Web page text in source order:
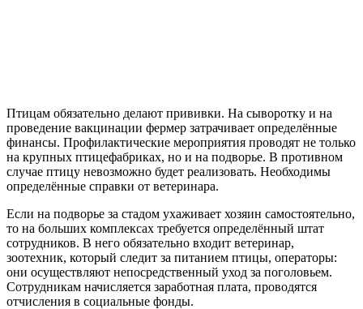
Птицам обязательно делают прививки. На сыворотку и на
проведение вакцинации фермер затрачивает определённые
финансы. Профилактические мероприятия проводят не только
на крупных птицефабриках, но и на подворье. В противном
случае птицу невозможно будет реализовать. Необходимы
определённые справки от ветеринара.
Если на подворье за стадом ухаживает хозяин самостоятельно,
то на больших комплексах требуется определённый штат
сотрудников. В него обязательно входит ветеринар,
зоотехник, который следит за питанием птицы, операторы:
они осуществляют непосредственный уход за поголовьем.
Сотрудникам начисляется заработная плата, проводятся
отчисления в социальные фонды.